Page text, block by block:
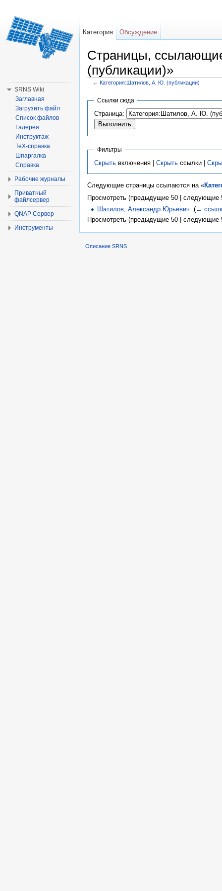
Страницы,
(публикации)»
← Категория:Шатилов, А. Ю. (публикации)
Ссылки сюда
Страница:
Фильтры
Скрытьвключения | Скрытьссылки |
Следующие страницы ссылаются на «
Просмотреть (предыдущие 50 | следующие
Шатилов, Александр Юрьевич ‎(←
Просмотреть (предыдущие 50 | следующие
Категория Обсуждение
SRNS Wiki
Заглавная
Загрузить файл
Список файлов
Галерея
Инструктаж
TeX-справка
Шпаргалка
Справка
Рабочие журналы
Приватный
файлсервер
QNAP Сервер
Инструменты
Описание SRNS